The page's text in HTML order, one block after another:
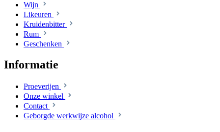
Wijn
Likeuren
Kruidenbitter
Rum
Geschenken
Informatie
Proeverijen
Onze winkel
Contact
Geborgde werkwijze alcohol